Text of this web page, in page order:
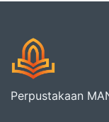
Perpustakaan